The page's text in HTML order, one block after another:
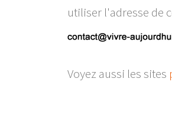
utiliser l'adresse de
Voyez aussi les sites